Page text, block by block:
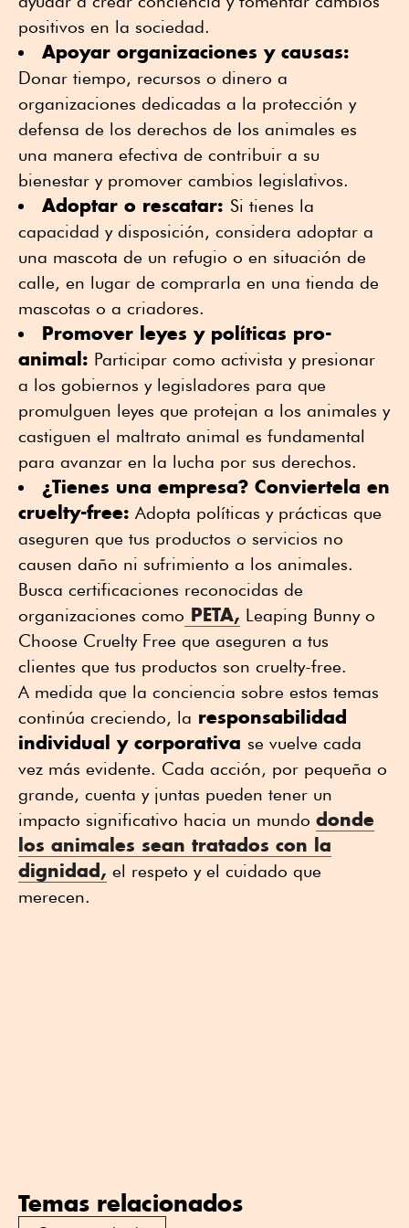
positivos en la sociedad.
Apoyar organizaciones y causas:
Donar tiempo, recursos o dinero a
organizaciones dedicadas a la protección y
defensa de los derechos de los animales es
una manera efectiva de contribuir a su
bienestar y promover cambios legislativos.
Adoptar o rescatar: Si tienes la
capacidad y disposición, considera adoptar a
una mascota de un refugio o en situación de
calle, en lugar de comprarla en una tienda de
mascotas o a criadores.
Promover leyes y políticas pro-
animal: Participar como activista y presionar
a los gobiernos y legisladores para que
promulguen leyes que protejan a los animales y
castiguen el maltrato animal es fundamental
para avanzar en la lucha por sus derechos.
¿Tienes una empresa? Conviertela en
cruelty-free: Adopta políticas y prácticas que
aseguren que tus productos o servicios no
causen daño ni sufrimiento a los animales.
Busca certificaciones reconocidas de
organizaciones como PETA, Leaping Bunny o
Choose Cruelty Free que aseguren a tus
clientes que tus productos son cruelty-free.
A medida que la conciencia sobre estos temas
continúa creciendo, la responsabilidad
individual y corporativa se vuelve cada
vez más evidente. Cada acción, por pequeña o
grande, cuenta y juntas pueden tener un
impacto significativo hacia un mundo donde
los animales sean tratados con la
dignidad, el respeto y el cuidado que
merecen.
Temas relacionados